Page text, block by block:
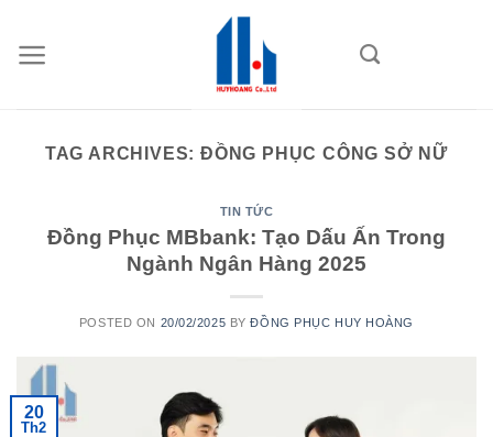
content
TAG ARCHIVES:ĐỒNG PHỤC CÔNG SỞ NỮ
TIN TỨC
Đồng Phục MBbank: Tạo Dấu Ấn Trong
Ngành Ngân Hàng 2025
POSTED ON 20/02/2025 BYĐỒNG PHỤC HUY HOÀNG
20
Th2